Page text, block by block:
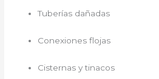
Tuberías dañadas
Conexiones flojas
Cisternas y tinacos